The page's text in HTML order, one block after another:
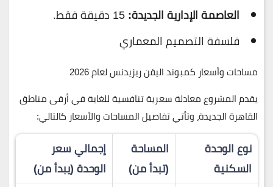
العاصمة الإدارية الجديدة:
فلسفة التصميم المعماري
مساحات وأسعار كمبوند اليفن ريزيدنس لعام 2026
يقدم المشروع معادلة سعرية تنافسية للغاية في أرقى مناطق
القاهرة الجديدة، وتأتي تفاصيل المساحات والأسعار كالتالي:
نوع الوحدة
السكنية
المساحة
(تبدأ من)
إجمالي سعر
الوحدة (يبدأ من)